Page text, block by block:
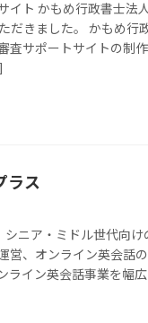
ト かもめ行政書士法
だきました。 かもめ行
査サポートサイトの制
ラス
ニア・ミドル世代向け
営、オンライン英会話
ライン英会話事業を幅